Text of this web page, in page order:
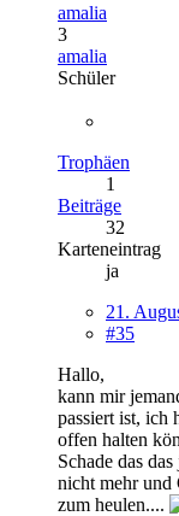
amalia
3
amalia
Schüler
Trophäen
1
Beiträge
32
Karteneintrag
ja
21.
#35
Hallo,
kann mir
passiert ist, ich
offen halten
Schade das
nicht mehr und
zum heulen....